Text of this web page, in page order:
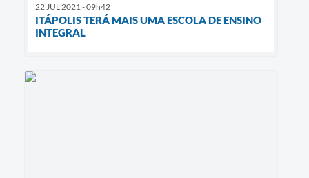
22 JUL 2021 - 09h42
ITÁPOLIS TERÁ MAIS UMA ESCOLA DE ENSINO
INTEGRAL